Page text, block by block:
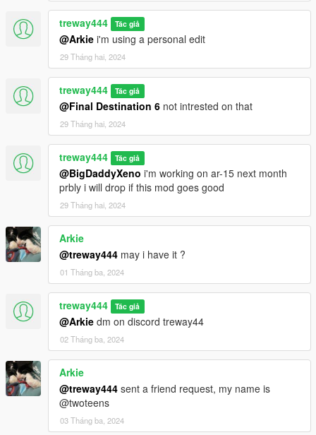
treway444 Tác giả
@Arkie i'm using a personal edit
29 Tháng hai, 2024
treway444 Tác giả
@Final Destination 6 not intrested on that
29 Tháng hai, 2024
treway444 Tác giả
@BigDaddyXeno i'm working on ar-15 next month
prbly i will drop if this mod goes good
29 Tháng hai, 2024
Arkie
@treway444 may i have it ?
01 Tháng ba, 2024
treway444 Tác giả
@Arkie dm on discord treway44
02 Tháng ba, 2024
Arkie
@treway444 sent a friend request, my name is
@twoteens
03 Tháng ba, 2024